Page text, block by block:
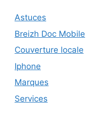
Astuces
Breizh Doc Mobile
Couverture locale
Iphone
Marques
Services